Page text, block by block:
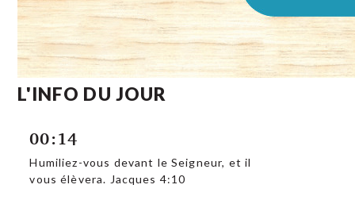
L'INFO DU JOUR
00:14
Humiliez-vous devant le Seigneur, et il
vous élèvera. Jacques 4:10